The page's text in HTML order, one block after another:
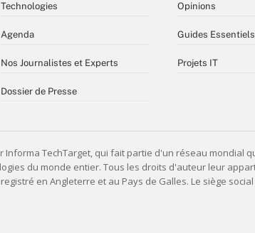
Technologies
Agenda
Nos Journalistes et Experts
Dossier de Presse
Opinions
Guides Essentiels
Projets IT